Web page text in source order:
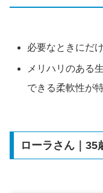
必要なときにだ
メリハリのある
できる柔軟性が
ローラさん｜35